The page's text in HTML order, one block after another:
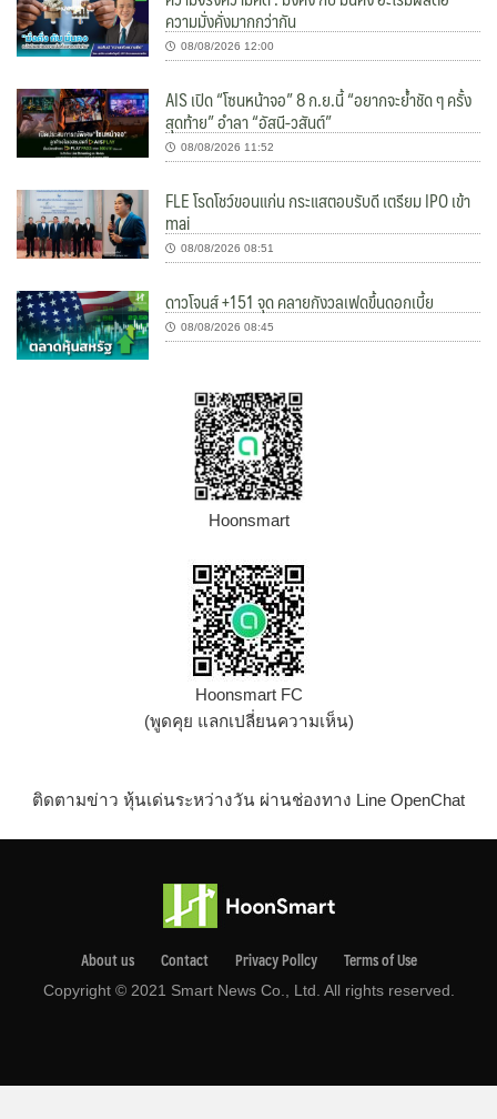
ความมั่งคั่งมากกว่ากัน
08/08/2026 12:00
AIS เปิด “โซนหน้าจอ” 8 ก.ย.นี้ “อยากจะย้ำชัด ๆ ครั้ง
สุดท้าย” อำลา “อัสนี-วสันต์”
08/08/2026 11:52
FLE โรดโชว์ขอนแก่น กระแสตอบรับดี เตรียม IPO เข้า
mai
08/08/2026 08:51
ดาวโจนส์ +151 จุด คลายกังวลเฟดขึ้นดอกเบี้ย
08/08/2026 08:45
Hoonsmart
Hoonsmart FC
(พูดคุย แลกเปลี่ยนความเห็น)
ติดตามข่าว หุ้นเด่นระหว่างวัน ผ่านช่องทาง Line OpenChat
About us Contact Privacy Pollcy Terms of Use
Copyright © 2021 Smart News Co., Ltd. All rights reserved.